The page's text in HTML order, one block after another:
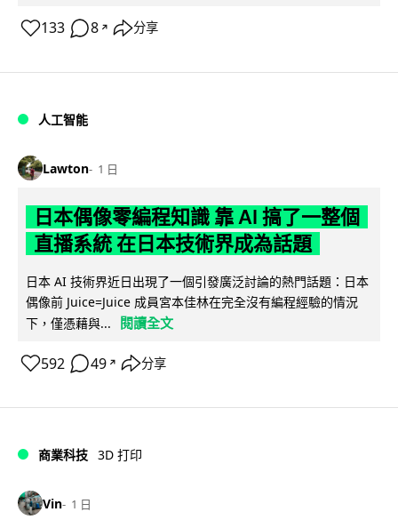
133 8 ↗ 分享
人工智能
Lawton 1 日
日本偶像零編程知識 靠 AI 搞了一整個
直播系統 在日本技術界成為話題
日本 AI 技術界近日出現了一個引發廣泛討論的熱門話題：日本
偶像前 Juice=Juice 成員宮本佳林在完全沒有編程經驗的情況
下，僅憑藉與...
閱讀全文
592 49 ↗ 分享
商業科技 3D 打印
Vin 1 日